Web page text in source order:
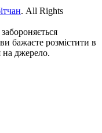
. All Rights
бажаєте розмістити в
на джерело.